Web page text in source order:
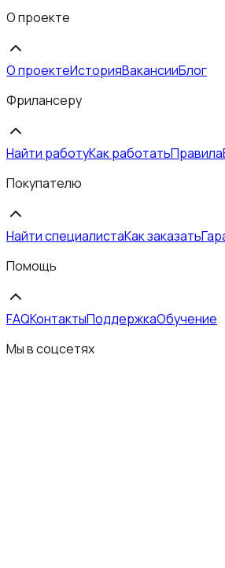
О проекте
О проектеИсторияВакансииБлог
Фрилансеру
Найти работуКак работатьПравила
Покупателю
Найти специалистаКак заказать
Помощь
FAQКонтактыПоддержкаОбучение
Мы в соцсетях